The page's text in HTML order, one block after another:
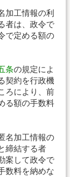
加工情報の利
者は、政令で
で定める額の
条の規定によ
契約を行政機
ろにより、前
る額の手数料
名加工情報の
締結する者
案して政令で
数料を納めな